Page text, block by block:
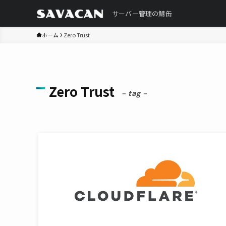
サーバー管理の鯖缶
ホーム Zero Trust
Zero Trust – tag –